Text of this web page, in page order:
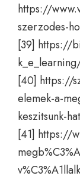
https://
szerzodes-
[39] https://
[40] https://
elemek-a-
keszitsunk-
[41] https://